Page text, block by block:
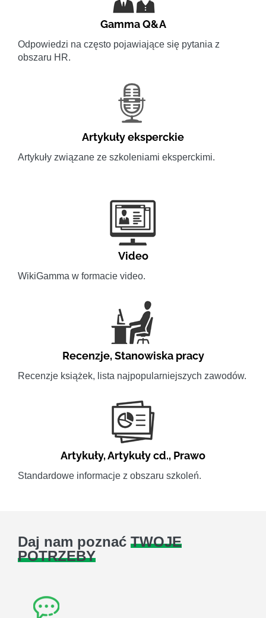
Gamma Q&A
Odpowiedzi na często pojawiające się pytania z
obszaru HR.
Artykuły eksperckie
Artykuły związane ze szkoleniami eksperckimi.
Video
WikiGamma w formacie video.
Recenzje,Stanowiska pracy
Recenzje książek, lista najpopularniejszych zawodów.
Artykuły,Artykuły cd., Prawo
Standardowe informacje z obszaru szkoleń.
Daj nam poznać TWOJE
POTRZEBY